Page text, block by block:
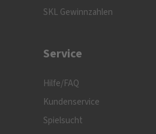
SKL Gewinnzahlen
Service
Hilfe/FAQ
Kundenservice
Spielsucht